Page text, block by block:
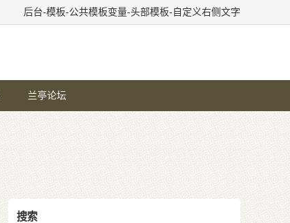
后台-模板-公共模板变量-头部模板-自定义右侧文字
兰亭论坛